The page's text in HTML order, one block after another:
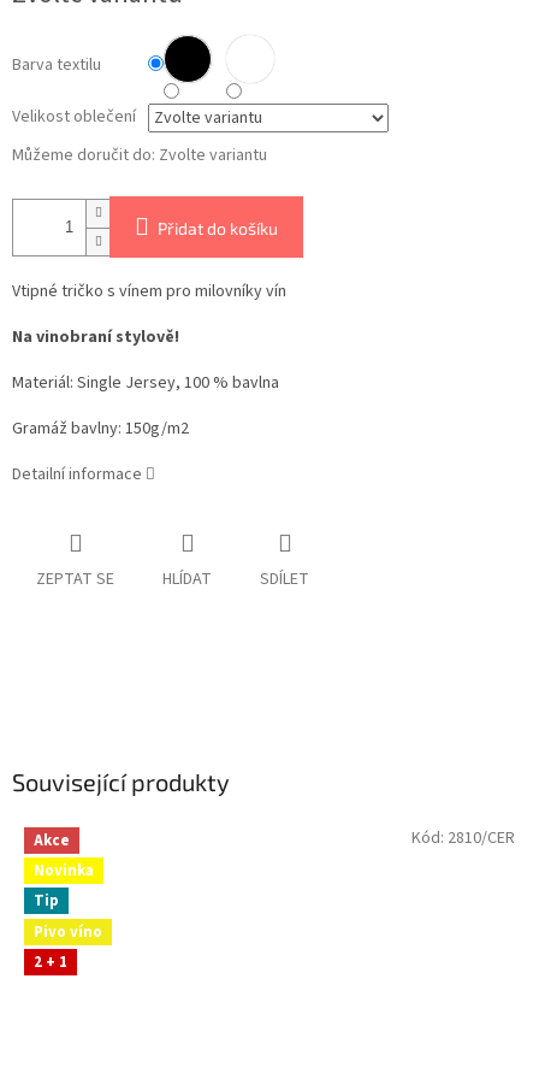
Barva textilu
Velikost oblečení
Můžeme doručit do: Zvolte variantu
Přidat do košíku
Vtipné tričko s vínem pro milovníky vín
Na vinobraní stylově!
Materiál: Single Jersey, 100 % bavlna
Gramáž bavlny: 150g/m2
Detailní informace
ZEPTAT SE HLÍDAT SDÍLET
Související produkty
Akce
Novinka
Tip
Pivo víno
2 + 1
Kód: 2810/CER